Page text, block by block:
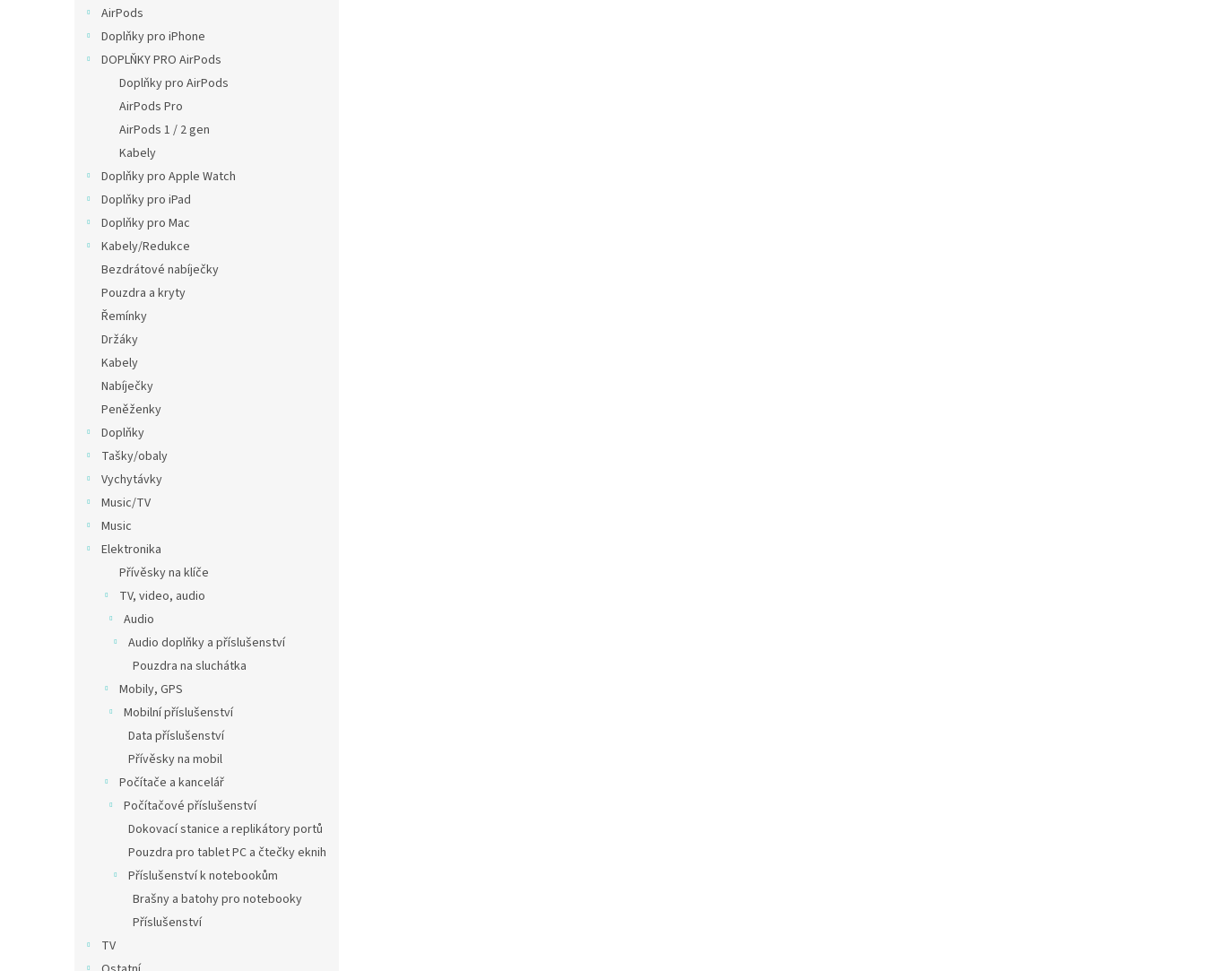
AirPods
Doplňky pro iPhone
DOPLŇKY PRO AirPods
Doplňky pro AirPods
AirPods Pro
AirPods 1 / 2 gen
Kabely
Doplňky pro Apple Watch
Doplňky pro iPad
Doplňky pro Mac
Kabely/Redukce
Bezdrátové nabíječky
Pouzdra a kryty
Řemínky
Držáky
Kabely
Nabíječky
Peněženky
Doplňky
Tašky/obaly
Vychytávky
Music/TV
Music
Elektronika
Přívěsky na klíče
TV, video, audio
Audio
Audio doplňky a příslušenství
Pouzdra na sluchátka
Mobily, GPS
Mobilní příslušenství
Data příslušenství
Přívěsky na mobil
Počítače a kancelář
Počítačové příslušenství
Dokovací stanice a replikátory portů
Pouzdra pro tablet PC a čtečky eknih
Příslušenství k notebookům
Brašny a batohy pro notebooky
Příslušenství
TV